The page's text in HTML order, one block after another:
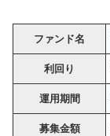
ファンド名
利回り
運用期間
募集金額